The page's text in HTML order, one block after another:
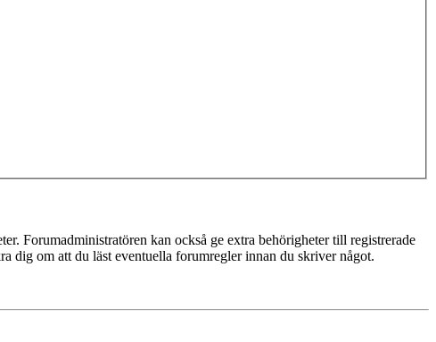
Forumadministratören kan också ge extra behörigheter till registrerade
dig om att du läst eventuella forumregler innan du skriver något.